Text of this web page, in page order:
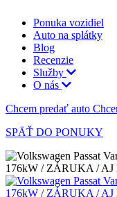
Ponuka vozidiel
Auto na splátky
Blog
Recenzie
Služby
O nás
Chcem predať auto
SPÄŤ DO PONUKY